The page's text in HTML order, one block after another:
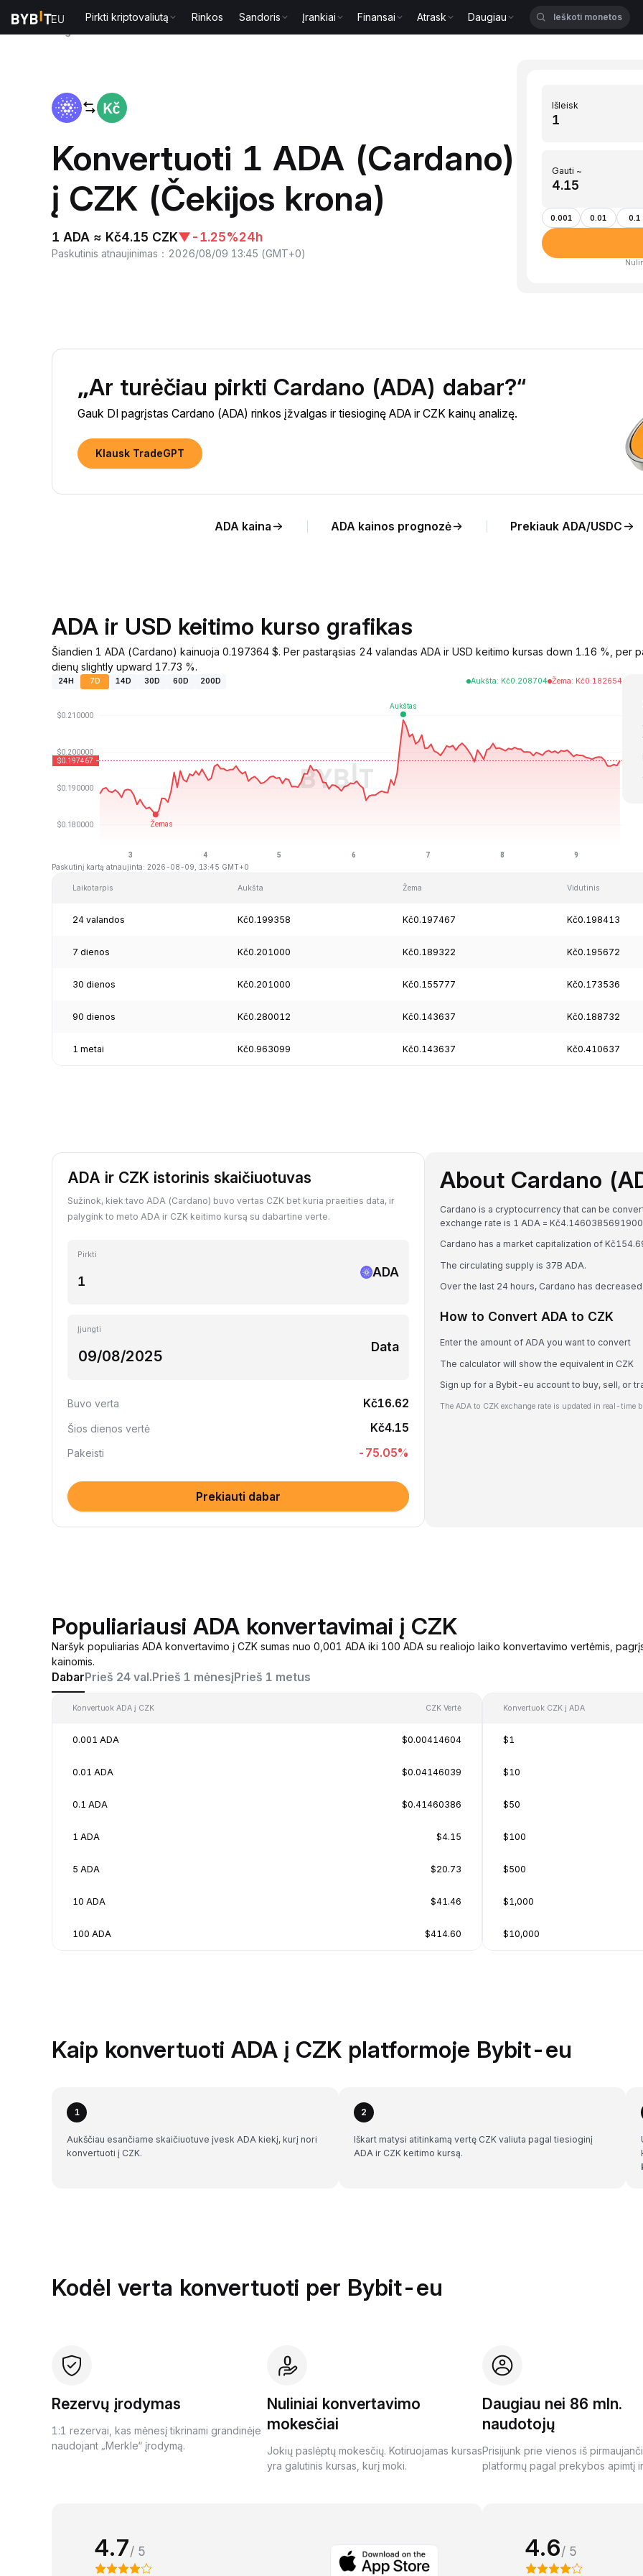
Pirkti kriptovaliutą Rinkos Sandoris Įrankiai Finansai Atrask Daugiau
Konvertuoti 1 ADA (Cardano)
į CZK (Čekijos krona)
1 ADA ≈ Kč4.15 CZK▼-1.25%24h
Paskutinis atnaujinimas ： 2026/08/09 13:45 (GMT+0)
Išleisk
Gauti ~
0.001 0.01 0.1
„Ar turėčiau pirkti Cardano (ADA) dabar?“
Gauk DI pagrįstas Cardano (ADA) rinkos įžvalgas ir tiesioginę ADA ir CZK kainų analizę.
Klausk TradeGPT
ADA kaina ADA kainos prognozė Prekiauk ADA/USDC
ADA ir USD keitimo kurso grafikas
Šiandien 1 ADA (Cardano) kainuoja 0.197364 $. Per pastarąsias 24 valandas ADA ir USD keitimo kursas down 1.16 %, per
dienų slightly upward 17.73 %.
24H 7D 14D 30D 60D 200D Aukšta: Kč0.208704 Žema: Kč0.182654
Paskutinį kartą atnaujinta: 2026-08-09, 13:45 GMT+0
Laikotarpis Aukšta Žema Vidutinis
24 valandos Kč0.199358 Kč0.197467 Kč0.198413
7 dienos Kč0.201000 Kč0.189322 Kč0.195672
30 dienos Kč0.201000 Kč0.155777 Kč0.173536
90 dienos Kč0.280012 Kč0.143637 Kč0.188732
1 metai Kč0.963099 Kč0.143637 Kč0.410637
ADA ir CZK istorinis skaičiuotuvas
Sužinok, kiek tavo ADA (Cardano) buvo vertas CZK bet kuria praeities data, ir
palygink to meto ADA ir CZK keitimo kursą su dabartine verte.
Pirkti
ADA
Įjungti
Data
Buvo verta Kč16.62
Šios dienos vertė Kč4.15
Pakeisti -75.05%
Prekiauti dabar
About Cardano
Cardano is a cryptocurrency that can be
exchange rate is 1 ADA =
Cardano has a market capitalization of
The circulating supply is 37B ADA.
Over the last 24 hours, Cardano has
How to Convert ADA to CZK
Enter the amount of ADA you want to convert
The calculator will show the equivalent in CZK
Sign up for a Bybit-eu account to buy, sell, or
The ADA to CZK exchange rate is updated in real-time
Populiariausi ADA konvertavimai į CZK
Naršyk populiarias ADA konvertavimo į CZK sumas nuo 0,001 ADA iki 100 ADA su realiojo laiko konvertavimo vertėmis,
kainomis.
DabarPrieš 24 val.Prieš 1 mėnesįPrieš 1 metus
Konvertuok ADA į CZK CZK Vertė
0.001 ADA $0.00414604
0.01 ADA $0.04146039
0.1 ADA $0.41460386
1 ADA $4.15
5 ADA $20.73
10 ADA $41.46
100 ADA $414.60
Konvertuok CZK į ADA
$1
$10
$50
$100
$500
$1,000
$10,000
Kaip konvertuoti ADA į CZK platformoje Bybit-eu
1
Aukščiau esančiame skaičiuotuve įvesk ADA kiekį, kurį nori
konvertuoti į CZK.
2
Iškart matysi atitinkamą vertę CZK valiuta pagal tiesioginį
ADA ir CZK keitimo kursą.
Kodėl verta konvertuoti per Bybit-eu
Rezervų įrodymas
1:1 rezervai, kas mėnesį tikrinami grandinėje
naudojant „Merkle“ įrodymą.
Nuliniai konvertavimo
mokesčiai
Jokių paslėptų mokesčių. Kotiruojamas kursas
yra galutinis kursas, kurį moki.
Daugiau nei 86 mln.
naudotojų
Prisijunk prie vienos iš
platformų pagal prekybos apimtį
4.7/ 5 4.6/ 5